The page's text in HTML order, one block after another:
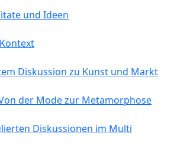
und Ideen
Diskussion zu Kunst und Markt
der Mode zur Metamorphose
Diskussionen im Multi